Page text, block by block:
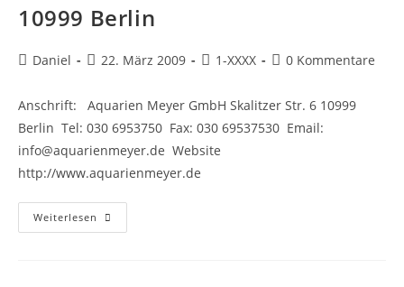
10999 Berlin
Beitrags-
Daniel
Beitrag
22. März 2009
Beitrags-
1-XXXX
Beitrags-
0 Kommentare
Anschrift: Aquarien Meyer GmbH Skalitzer Str. 6 10999
Berlin Tel: 030 6953750 Fax: 030 69537530 Email:
info@aquarienmeyer.de Website
http://www.aquarienmeyer.de
Weiterlesen 10999
Berlin